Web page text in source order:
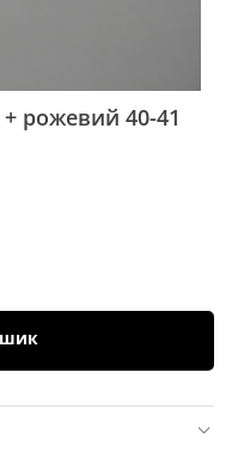
рожевий 40-41